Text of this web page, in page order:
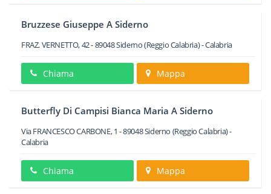
Bruzzese Giuseppe A Siderno
FRAZ. VERNETTO, 42-89048Siderno(Reggio Calabria) -Calabria
Chiama Mappa
Butterfly Di Campisi Bianca Maria A Siderno
Via FRANCESCO CARBONE, 1 -89048Siderno (Reggio Calabria) -
Calabria
Chiama Mappa